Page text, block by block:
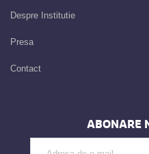
Despre Institutie
Presa
Contact
ABONARE